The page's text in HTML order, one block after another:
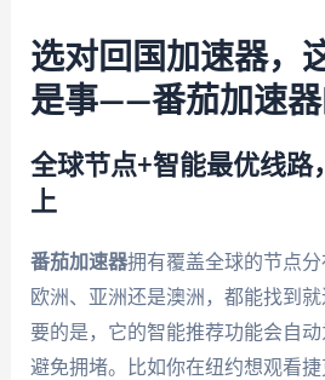
选对回国加速器，
是事——番茄加速
全球节点+智能最优线路
上
番茄加速器拥有覆盖全球的节点分
欧洲、亚洲还是澳洲，都能找到
要的是，它的智能推荐功能会自动
避免拥堵。比如你在纽约想观看